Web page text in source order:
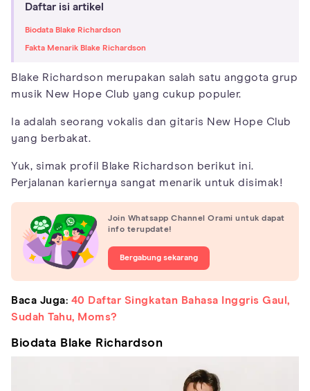
Daftar isi artikel
Biodata Blake Richardson
Fakta Menarik Blake Richardson
Blake Richardson merupakan salah satu anggota grup
musik New Hope Club yang cukup populer.
Ia adalah seorang vokalis dan gitaris New Hope Club
yang berbakat.
Yuk, simak profil Blake Richardson berikut ini.
Perjalanan kariernya sangat menarik untuk disimak!
Join Whatsapp Channel Orami untuk dapat
info terupdate!
Bergabung sekarang
Baca Juga: 40 Daftar Singkatan Bahasa Inggris Gaul,
Sudah Tahu, Moms?
Biodata Blake Richardson